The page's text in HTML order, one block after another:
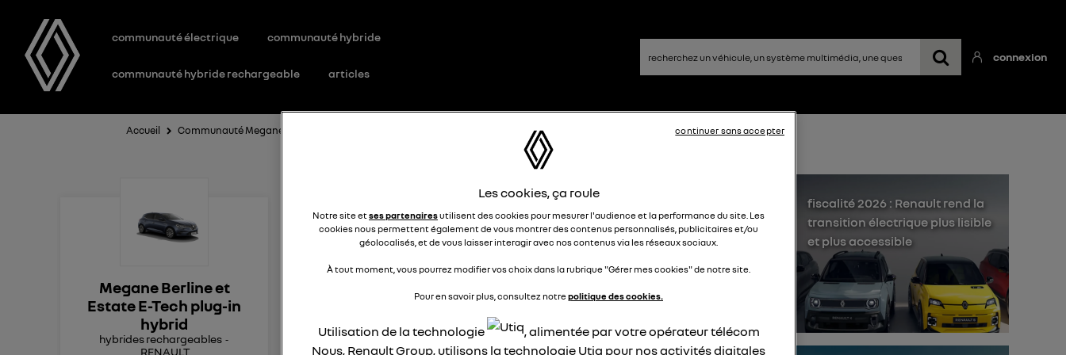
communauté électrique communauté hybride
communauté hybride rechargeable articles
connexion
Accueil Communauté Megane Berline et Estate E-Tech plug-in hybrid Questions/Réponses
Megane Berline et
Estate E-Tech plug-in
hybrid
hybrides rechargeables
RENAULT
capacité utile de la batterie de
traction
Le5 mars 2023à13:51
j'ai acquis une Megane estate hybride de 20000 km voici quelques
mois en concession. Le certificat de santé de batterie (SHON)
annonce 100, , soit une capacité nominale de 9;8 kWh. Afin de
fiscalité 2026 : Renault rend la
transition électrique plus lisible
et plus accessible
Les cookies, ça roule
Notre site etses partenairesutilisent des cookies pour mesurer l'audience et la performance du site. Les
cookies nous permettent également de vous montrer des contenus personnalisés, publicitaires et/ou
géolocalisés, et de vous laisser interagir avec nos contenus via les réseaux sociaux.
À tout moment, vous pourrez modifier vos choix dans la rubrique "Gérer mes cookies" de notre site.
Pour en savoir plus, consultez notrepolitique des cookies.
Utilisation de la technologie
, alimentée par votre opérateur télécom
Nous, Renault Group, utilisons la technologie Utiq pour nos activités digitales
continuer sans accepter